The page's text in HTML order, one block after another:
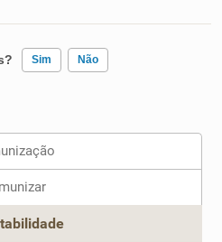
Sim Não
me ajudou